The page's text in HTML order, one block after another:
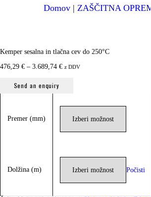
Domov | ZAŠČITNA
Kemper sesalna in tlačna cev do 250°C
476,29 € – 3.689,74 € Cenovni razpon: od 476,29 €
z DDV
Send an enquiry
Premer (mm)
Dolžina (m) Počisti